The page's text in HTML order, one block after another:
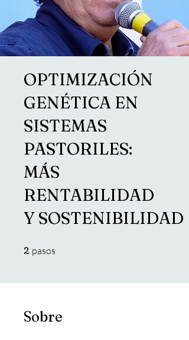
OPTIMIZACIÓN
GENÉTICA EN
SISTEMAS
PASTORILES:
MÁS
RENTABILIDAD
Y SOSTENIBILIDAD
2 pasos
Sobre